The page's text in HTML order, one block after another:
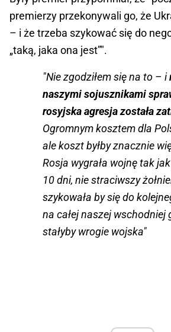
premierzy przekonywali go, że
– i że trzeba szykować się do
„taką, jaka ona jest”".
"Nie zgodziłem się na to – i
naszymi sojusznikami
rosyjska agresja została
Ogromnym kosztem dla
ale koszt byłby znacznie
Rosja wygrała wojnę tak
10 dni, nie straciwszy
szykowała by się do
na całej naszej wschodniej
stałyby wrogie wojska"